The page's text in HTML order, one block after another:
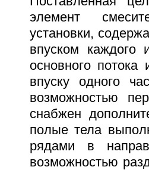
элемент
установки,
впуском каждого
основного
впуску одного
возможностью
снабжен
полые тела
рядами в
возможностью